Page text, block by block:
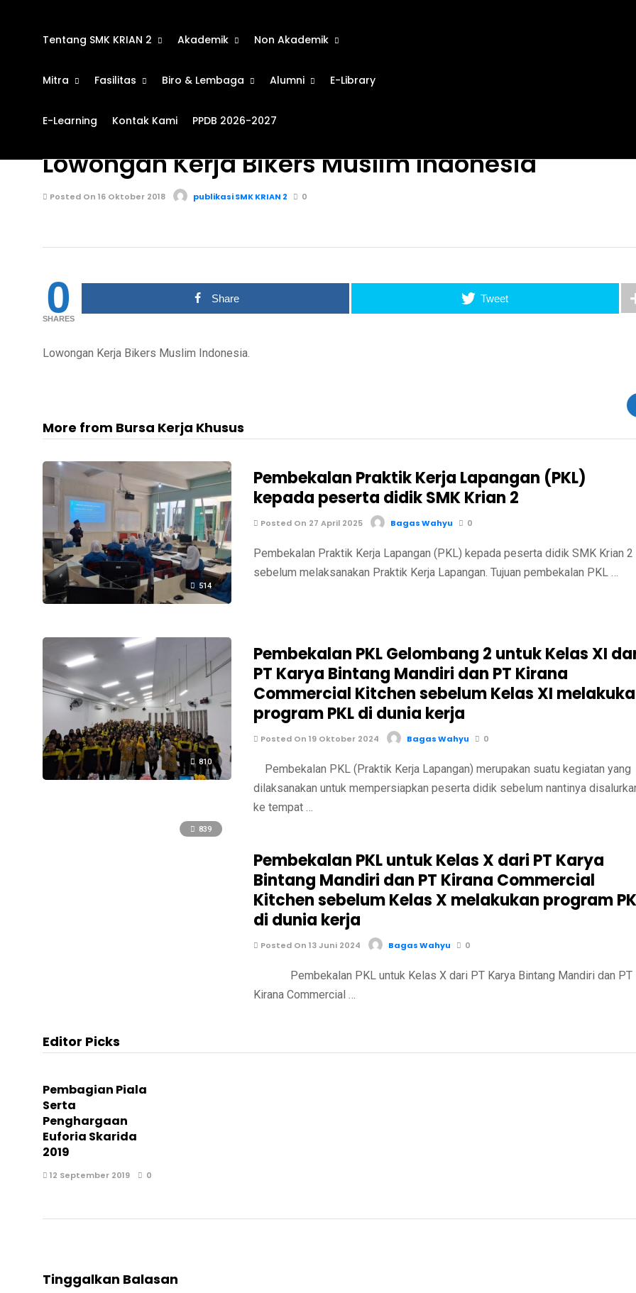
Tentang SMK KRIAN 2 Akademik Non Akademik
Mitra Fasilitas Biro & Lembaga Alumni E-Library
E-Learning Kontak Kami PPDB 2026-2027
Lowongan Kerja Bikers Muslim Indonesia
Posted On 16 Oktober 2018 publikasi SMK KRIAN 2 0
0
SHARES
Share Tweet
Lowongan Kerja Bikers Muslim Indonesia.
More from Bursa Kerja Khusus
514
Pembekalan Praktik Kerja Lapangan (PKL)
kepada peserta didik SMK Krian 2
Posted On 27 April 2025 Bagas Wahyu 0
Pembekalan Praktik Kerja Lapangan (PKL) kepada peserta didik SMK Krian 2
sebelum melaksanakan Praktik Kerja Lapangan. Tujuan pembekalan PKL …
810
Pembekalan PKL Gelombang 2 untuk Kelas XI
PT Karya Bintang Mandiri dan PT Kirana
Commercial Kitchen sebelum Kelas XI
program PKL di dunia kerja
Posted On 19 Oktober 2024 Bagas Wahyu 0
Pembekalan PKL (Praktik Kerja Lapangan) merupakan suatu kegiatan yang
dilaksanakan untuk mempersiapkan peserta didik sebelum nantinya
ke tempat …
839
Pembekalan PKL untuk Kelas X dari PT Karya
Bintang Mandiri dan PT Kirana Commercial
Kitchen sebelum Kelas X melakukan program
di dunia kerja
Posted On 13 Juni 2024 Bagas Wahyu 0
Pembekalan PKL untuk Kelas X dari PT Karya Bintang Mandiri dan PT
Kirana Commercial …
Editor Picks
Pembagian Piala
Serta
Penghargaan
Euforia Skarida
2019
12 September 2019 0
Tinggalkan Balasan